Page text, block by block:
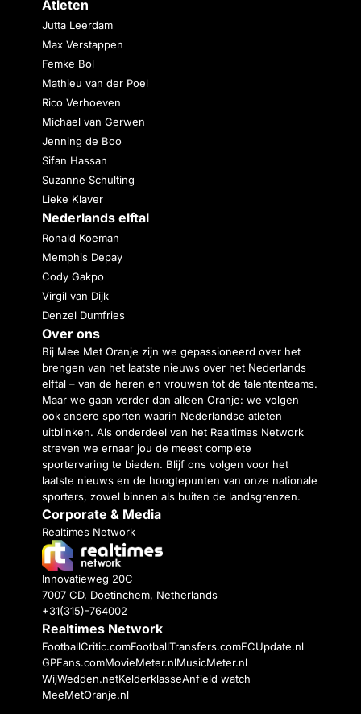
Atleten
Jutta Leerdam
Max Verstappen
Femke Bol
Mathieu van der Poel
Rico Verhoeven
Michael van Gerwen
Jenning de Boo
Sifan Hassan
Suzanne Schulting
Lieke Klaver
Nederlands elftal
Ronald Koeman
Memphis Depay
Cody Gakpo
Virgil van Dijk
Denzel Dumfries
Over ons
Bij Mee Met Oranje zijn we gepassioneerd over het
brengen van het laatste nieuws over het Nederlands
elftal – van de heren en vrouwen tot de talententeams.
Maar we gaan verder dan alleen Oranje: we volgen
ook andere sporten waarin Nederlandse atleten
uitblinken. Als onderdeel van het Realtimes Network
streven we ernaar jou de meest complete
sportervaring te bieden. Blijf ons volgen voor het
laatste nieuws en de hoogtepunten van onze nationale
sporters, zowel binnen als buiten de landsgrenzen.
Corporate & Media
Realtimes Network
Innovatieweg 20C
7007 CD, Doetinchem, Netherlands
+31(315)-764002
Realtimes Network
FootballCritic.comFootballTransfers.comFCUpdate.nl
GPFans.comMovieMeter.nlMusicMeter.nl
WijWedden.netKelderklasseAnfield watch
MeeMetOranje.nl